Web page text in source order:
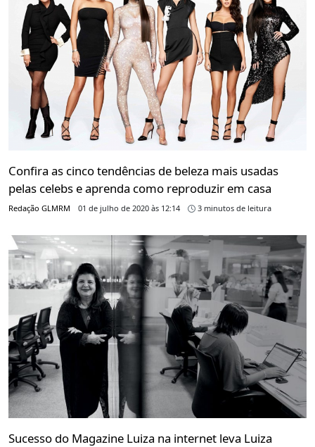
Confira as cinco tendências de beleza mais usadas
pelas celebs e aprenda como reproduzir em casa
Redação GLMRM 01 de julho de 2020 às 12:14 3 minutos de leitura
Sucesso do Magazine Luiza na internet leva Luiza